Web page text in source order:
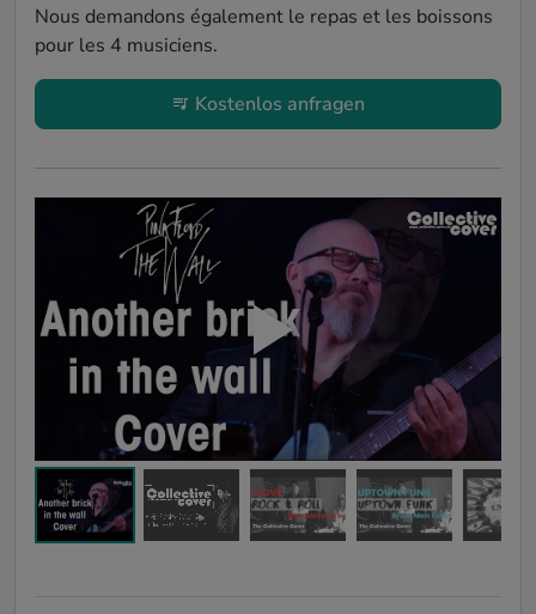
Nous demandons également le repas et les boissons
pour les 4 musiciens.
Kostenlos anfragen